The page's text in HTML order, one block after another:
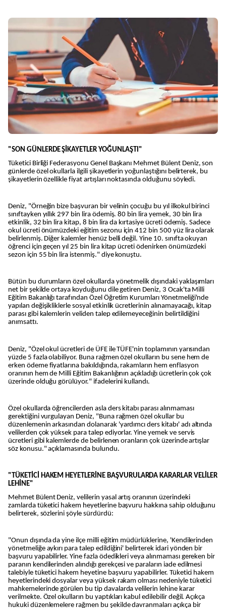
"SON GÜNLERDE ŞİKAYETLER YOĞUNLAŞTI"
Tüketici Birliği Federasyonu Genel Başkanı Mehmet Bülent Deniz, son
günlerde özel okullarla ilgili şikayetlerin yoğunlaştığını belirterek, bu
şikayetlerin özellikle fiyat artışları noktasında olduğunu söyledi.
Deniz, "Örneğin bize başvuran bir velinin çocuğu bu yıl ilkokul birinci
sınıftayken yıllık 297 bin lira ödemiş. 80 bin lira yemek, 30 bin lira
etkinlik, 32 bin lira kitap, 8 bin lira da kırtasiye ücreti ödemiş. Sadece
okul ücreti önümüzdeki eğitim sezonu için 412 bin 500 yüz lira olarak
belirlenmiş. Diğer kalemler henüz belli değil. Yine 10. sınıfta okuyan
öğrenci için geçen yıl 25 bin lira kitap ücreti ödenirken önümüzdeki
sezon için 55 bin lira istenmiş." diye konuştu.
Bütün bu durumların özel okullarda yönetmelik dışındaki yaklaşımları
net bir şekilde ortaya koyduğunu dile getiren Deniz, 3 Ocak'ta Milli
Eğitim Bakanlığı tarafından Özel Öğretim Kurumları Yönetmeliği'nde
yapılan değişikliklerle sosyal etkinlik ücretlerinin alınamayacağı, kitap
parası gibi kalemlerin veliden talep edilemeyeceğinin belirtildiğini
anımsattı.
Deniz, "Özel okul ücretleri de ÜFE ile TÜFE'nin toplamının yarısından
yüzde 5 fazla olabiliyor. Buna rağmen özel okulların bu sene hem de
erken ödeme fiyatlarına bakıldığında, rakamların hem enflasyon
oranının hem de Milli Eğitim Bakanlığının açıkladığı ücretlerin çok çok
üzerinde olduğu görülüyor." ifadelerini kullandı.
Özel okullarda öğrencilerden asla ders kitabı parası alınmaması
gerektiğini vurgulayan Deniz, "Buna rağmen özel okullar bu
düzenlemenin arkasından dolanarak 'yardımcı ders kitabı' adı altında
velilerden çok yüksek para talep ediyorlar. Yine yemek ve servis
ücretleri gibi kalemlerde de belirlenen oranların çok üzerinde artışlar
söz konusu." açıklamasında bulundu.
"TÜKETİCİ HAKEM HEYETLERİNE BAŞVURULARDA KARARLAR VELİLER
LEHİNE"
Mehmet Bülent Deniz, velilerin yasal artış oranının üzerindeki
zamlarda tüketici hakem heyetlerine başvuru hakkına sahip olduğunu
belirterek, sözlerini şöyle sürdürdü:
"Onun dışında da yine ilçe milli eğitim müdürlüklerine, 'Kendilerinden
yönetmeliğe aykırı para talep edildiğini' belirterek idari yönden bir
başvuru yapabilirler. Yine fazla ödedikleri veya alınmaması gereken bir
paranın kendilerinden alındığı gerekçesi ve paraların iade edilmesi
talebiyle tüketici hakem heyetine başvuru yapabilirler. Tüketici hakem
heyetlerindeki dosyalar veya yüksek rakam olması nedeniyle tüketici
mahkemelerinde görülen bu tip davalarda velilerin lehine karar
verilmekte. Özel okulların bu yaptıkları kabul edilebilir değil. Açıkça
hukuki düzenlemelere rağmen bu şekilde davranmaları açıkça bir